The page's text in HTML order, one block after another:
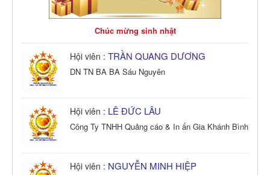
Chúc mừng sinh nhật
Hội viên : TRẦN QUANG DƯƠNG
DN TN BA BA Sáu Nguyên
Hội viên : LÊ ĐỨC LÂU
Công Ty TNHH Quảng cáo & In ấn Gia Khánh Bình
Hội viên : NGUYỄN MINH HIỆP